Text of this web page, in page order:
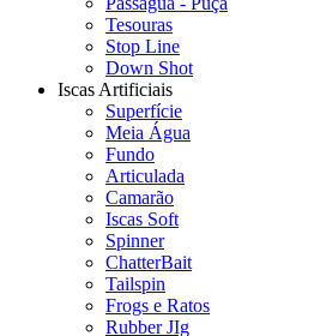
Tesouras
Stop Line
Down Shot
Iscas Artificiais
Superfície
Meia Água
Fundo
Articulada
Camarão
Iscas Soft
Spinner
ChatterBait
Tailspin
Frogs e Ratos
Rubber JIg